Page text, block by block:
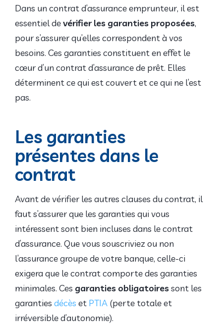
Dans un contrat d’assurance emprunteur, il est
essentiel devérifier les garanties proposées,
pour s’assurer qu’elles correspondent à vos
besoins. Ces garanties constituent en effet le
cœur d’un contrat d’assurance de prêt. Elles
déterminent ce qui est couvert et ce qui ne l’est
pas.
Les garanties
présentes dans le
contrat
Avant de vérifier les autres clauses du contrat, il
faut s’assurer que les garanties qui vous
intéressent sont bien incluses dans le contrat
d’assurance. Que vous souscriviez ou non
l’assurance groupe de votre banque, celle-ci
exigera que le contrat comporte des garanties
minimales. Ces garanties obligatoiressont les
garanties décès et PTIA (perte totale et
irréversible d’autonomie).